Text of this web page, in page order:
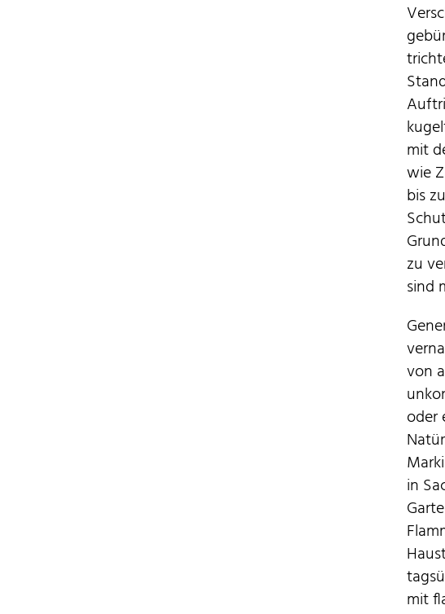
mit
wie
bis
zu
sind
von
oder
in
mit